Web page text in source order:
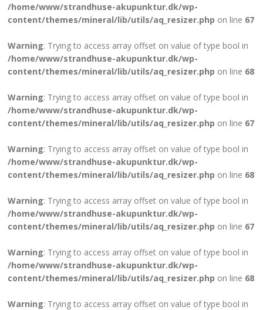
/home/www/strandhuse-akupunktur.dk/wp-
content/themes/mineral/lib/utils/aq_resizer.php on line 67
Warning: Trying to access array offset on value of type bool in
/home/www/strandhuse-akupunktur.dk/wp-
content/themes/mineral/lib/utils/aq_resizer.php on line 68
Warning: Trying to access array offset on value of type bool in
/home/www/strandhuse-akupunktur.dk/wp-
content/themes/mineral/lib/utils/aq_resizer.php on line 67
Warning: Trying to access array offset on value of type bool in
/home/www/strandhuse-akupunktur.dk/wp-
content/themes/mineral/lib/utils/aq_resizer.php on line 68
Warning: Trying to access array offset on value of type bool in
/home/www/strandhuse-akupunktur.dk/wp-
content/themes/mineral/lib/utils/aq_resizer.php on line 67
Warning: Trying to access array offset on value of type bool in
/home/www/strandhuse-akupunktur.dk/wp-
content/themes/mineral/lib/utils/aq_resizer.php on line 68
Warning: Trying to access array offset on value of type bool in